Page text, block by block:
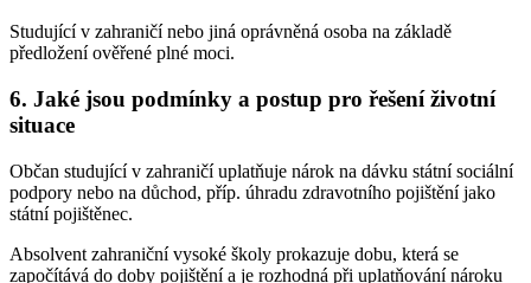
Studující v zahraničí nebo jiná oprávněná osoba na základě
předložení ověřené plné moci.
6. Jaké jsou podmínky a postup pro řešení životní
situace
Občan studující v zahraničí uplatňuje nárok na dávku státní sociální
podpory nebo na důchod, příp. úhradu zdravotního pojištění jako
státní pojištěnec.
Absolvent zahraniční vysoké školy prokazuje dobu, která se
započítává do doby pojištění a je rozhodná při uplatňování nároku